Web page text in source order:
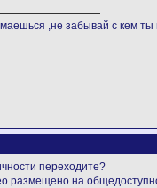
,не забывай с кем ты
переходите?
размещено на